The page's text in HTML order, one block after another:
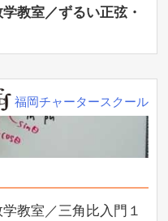
／高校数学入門講座
／高校数学入門講座
16
／高校数学入門講座
教室／ずるい正弦・
福岡チャータースクール
教室／三角比入門１